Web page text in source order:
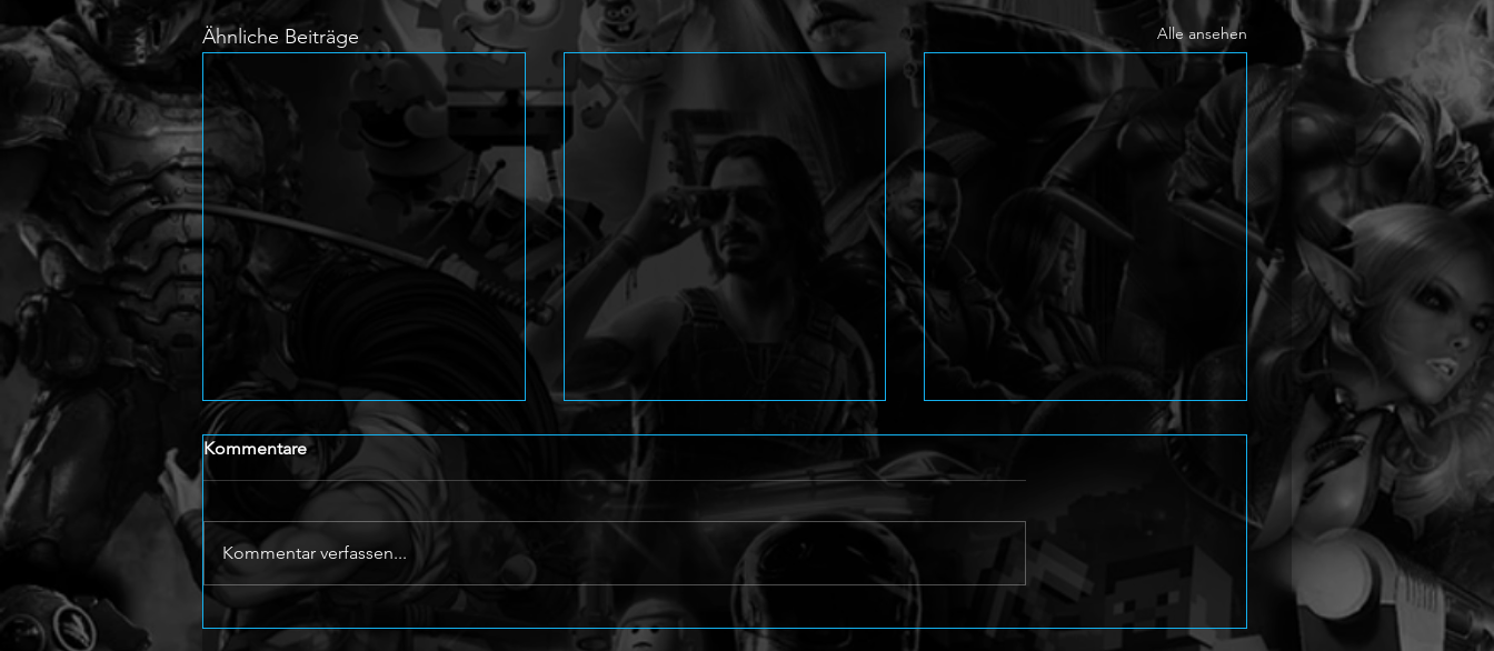
Ähnliche Beiträge Alle ansehen
Forest erscheint im Herbst
Angelic: Dark Symphony mit
düsterem Teaser angekündigt
für Konsolen und PC
Kommentare
Kommentar verfassen...